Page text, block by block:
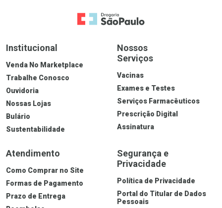
Ver Desconto Convênio
Ir para a Home
Institucional
Venda No Marketplace
Trabalhe Conosco
Ouvidoria
Nossas Lojas
Bulário
Sustentabilidade
Nossos
Serviços
Vacinas
Exames e Testes
Serviços Farmacêuticos
Prescrição Digital
Assinatura
Atendimento
Como Comprar no Site
Formas de Pagamento
Prazo de Entrega
Segurança e
Privacidade
Política de Privacidade
Portal do Titular de Dados
Pessoais